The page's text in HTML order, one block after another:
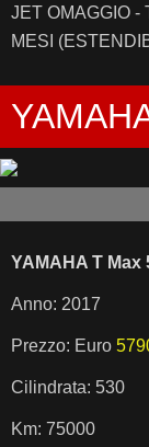
JET OMAGGIO -
MESI
YAMAHA T Max
Anno: 2017
Prezzo: Euro
Cilindrata: 530
Km: 75000